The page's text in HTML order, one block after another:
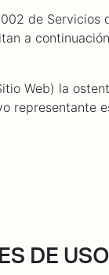
de Servicios
a
Web) la
representante
DE USO